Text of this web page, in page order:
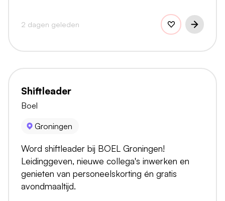
2 dagen geleden
Shiftleader
Boel
Groningen
Word shiftleader bij BOEL Groningen!
Leidinggeven, nieuwe collega's inwerken en
genieten van personeelskorting én gratis
avondmaaltijd.